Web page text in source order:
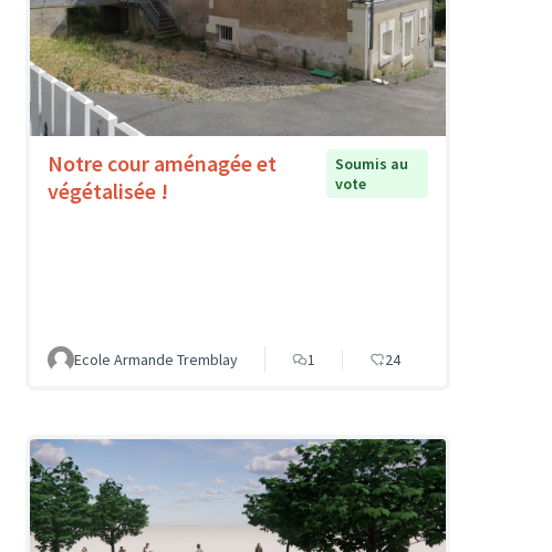
Notre cour aménagée et
végétalisée !
Soumis au
vote
Ecole Armande Tremblay 1 24